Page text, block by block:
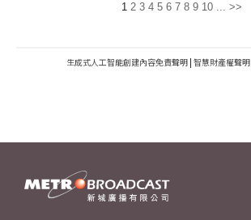
1 2 3 4 5 6 7 8 9 10 ... >>
生成式人工智能創建內容免責聲明 | 智慧財產權聲明